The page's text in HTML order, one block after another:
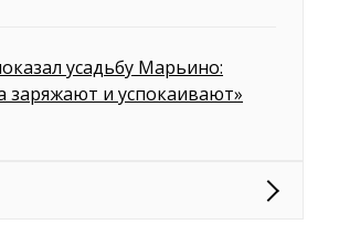
усадьбу Марьино:
заряжают и успокаивают»